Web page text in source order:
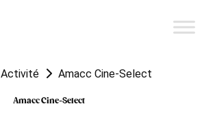
Activité Amacc Cine-Select
Amacc Cine-Select